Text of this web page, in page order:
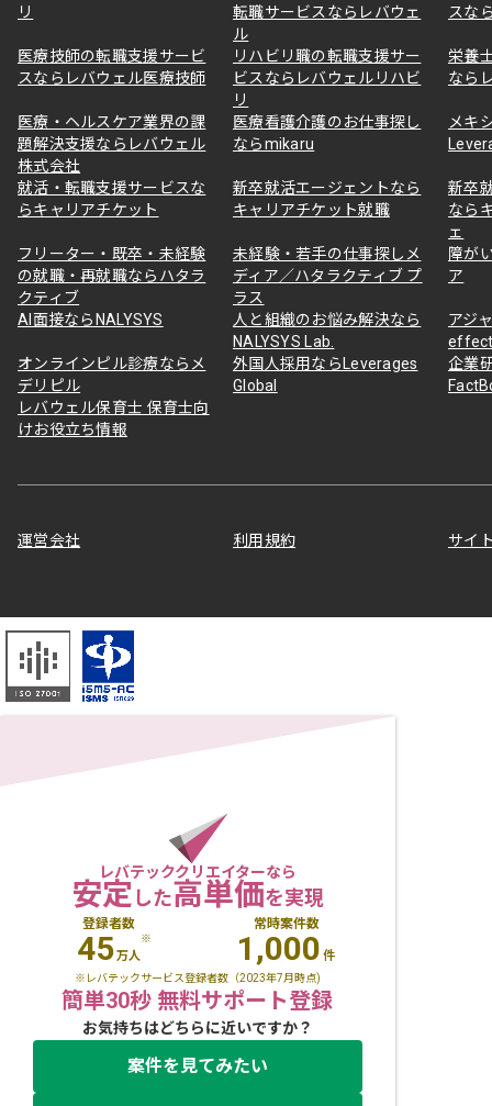
リ
転職サービスならレバウェ
ル
スな
医療技師の転職支援サービ
スならレバウェル医療技師
リハビリ職の転職支援サー
ビスならレバウェルリハビ
リ
栄養
なら
医療・ヘルスケア業界の課
題解決支援ならレバウェル
株式会社
医療看護介護のお仕事探し
ならmikaru
メキ
就活・転職支援サービスな
らキャリアチケット
新卒就活エージェントなら
キャリアチケット就職
新卒
なら
ェ
フリーター・既卒・未経験
の就職・再就職ならハタラ
クティブ
未経験・若手の仕事探しメ
ディア／ハタラクティブ プ
ラス
障が
ア
AI面接ならNALYSYS
人と組織のお悩み解決なら
NALYSYS Lab.
アジ
オンラインピル診療ならメ
デリピル
外国人採用ならLeverages
Global
企業
レバウェル保育士 保育士向
けお役立ち情報
運営会社 利用規約 サイ
レバテッククリエイターなら
安定した高単価を実現
登録者数
45万人
※
常時案件数
1,000 件
※レバテックサービス登録者数（2023年7月時点)
簡単30秒 無料サポート登録
お気持ちはどちらに近いですか？
案件を見てみたい